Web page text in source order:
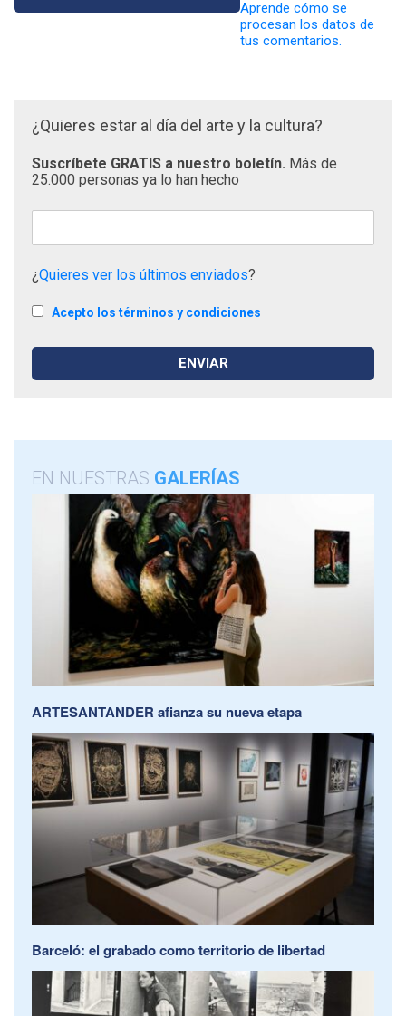
Aprende cómo se
procesan los datos de
tus comentarios.
¿Quieres estar al día del arte y la cultura?
Suscríbete GRATIS a nuestro boletín. Más de
25.000 personas ya lo han hecho
¿Quieres ver los últimos enviados?
Acepto los términos y condiciones
EN NUESTRAS GALERÍAS
ARTESANTANDER afianza su nueva etapa
Barceló: el grabado como territorio de libertad